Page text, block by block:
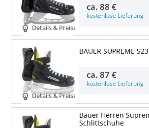
Details & Preise
ca.88 €
kostenlose Lieferung
Details & Preise
BAUER SUPREME S23
ca.87 €
kostenlose Lieferung
Bauer Herren
Schlittschuhe